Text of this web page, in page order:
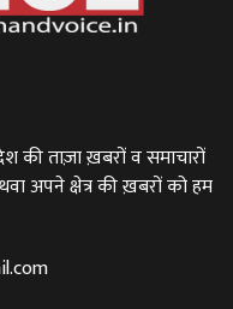
की ताज़ा ख़बरों व समाचारों
अपने क्षेत्र की ख़बरों को हम